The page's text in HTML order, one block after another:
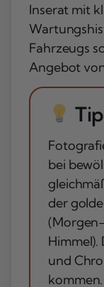
Inserat mit
Fahrzeugs
Angebot
Tip
bei
der
Himmel).
und